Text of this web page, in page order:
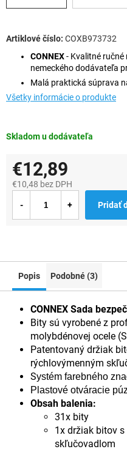
Skladom u dodávateľa
CONNEX- Kvalitné ručné
nemeckého dodávateľa
Malá praktická súprava
Všetky informácie o produkte
COXB973732
€12,89
€10,48 bez DPH
cena:
Pridať
Popis Podobné (3)
CONNEX Sada
Bity sú vyrobené z
molybdénovej ocele
Patentovaný držiak
rýchlovýmenným
Systém farebného
P lastové otváracie
Obsah balenia:
31x bity
1x držiak bitov
skľučovadlom